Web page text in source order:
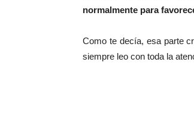
normalmente para
Como te decía, esa parte
siempre leo con toda la